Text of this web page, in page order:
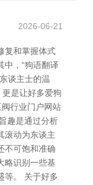
2026-06-21
复和掌握体式
中，“狗语翻译
谈主士的温
更是让好多爱狗
行业门户网站
趣是通过分析
滚动为东谈主
不可饱和准确
略识别一些基
等。 关于好多